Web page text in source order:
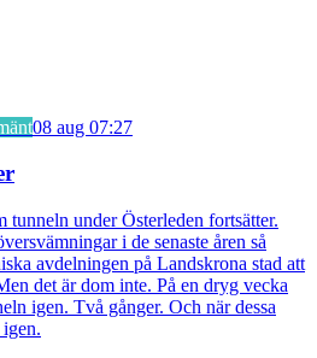
08 aug 07:27
under Österleden fortsätter.
i de senaste åren så
avdelningen på Landskrona stad att
det är dom inte. På en dryg vecka
igen. Två gånger. Och när dessa